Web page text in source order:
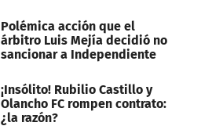
Polémica acción que el
árbitro Luis Mejía decidió no
sancionar a Independiente
¡Insólito! Rubilio Castillo y
Olancho FC rompen contrato:
¿la razón?